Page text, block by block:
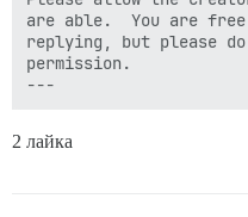
are able.  You are
replying, but please
permission.
2 лайка